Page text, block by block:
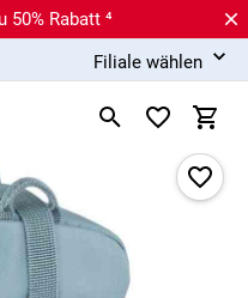
50% Rabatt ⁴
Filiale wählen